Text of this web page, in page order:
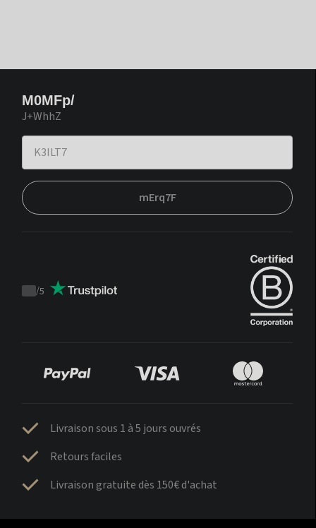
M0MFp/
J+WhhZ
mErq7F
Trustpilot
/5
Livraison sous 1 à 5 jours ouvrés
Retours faciles
Livraison gratuite dès 150€ d'achat